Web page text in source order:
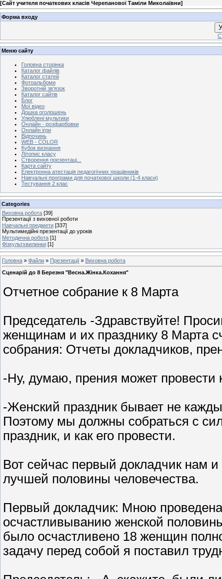
[Сайт учителя початкових класів Черепанової Таміли Миколаївни]
Форма входу
Меню сайту
Головна сторінка
Каталог файлів
Каталог статей
Фотоальбоми
Зворотній зв'язок
Каталог сайтів
Блог
Мої відео
Дошка оголошень
Улюблені мультики
Онлайн - розфарбовки
Онлайн ігри
Відпочинь
WEB - COLOR
Кубок визнання
Літопис класу
Створення презентаці...
Карта сайту
Електронна атестація педагогічних працівників
Навчальні програми для початкової школи (1-4 класи)
Тестування 2 клас
Categories
Виховна робота [39]
Презентації з виховної роботи
Навчальні предмети [337]
Мультимедійні презентації до уроків
Методична робота [1]
Фізкультхвилинки [1]
Головна » Файли » Презентації » Виховна робота
Сценарій до 8 Березня "Весна.Жінка.Кохання"
Отчетное собрание к 8 Марта
Председатель -Здравствуйте!
женщинам и их празднику 8 Марта
собрания: Отчеты докладчиков,
-Ну, думаю, прения может провести
-Женский праздник бывает не
Поэтому мы должны собраться с
праздник, и как его провести.
Вот сейчас первый докладчик нам и
лучшей половины человечества.
Первый докладчик: Мною
осчастливыванию женской
было осчастливено 18 женщин
задачу перед собой я поставил